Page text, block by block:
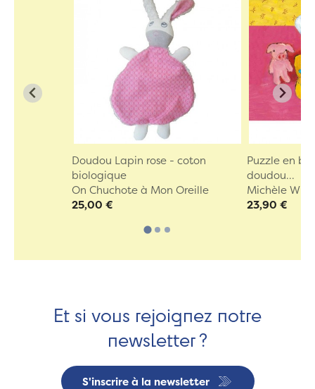
Doudou Lapin rose - coton
biologique
On Chuchote à Mon Oreille
25,00 €
Puzzle en
doudou...
Michèle
23,90 €
Et si vous rejoignez notre
newsletter ?
S'inscrire à la newsletter